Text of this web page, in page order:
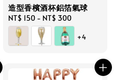
造型香檳酒杯鋁箔氣球
Regular
price
NT$ 150 - NT$ 300
+4